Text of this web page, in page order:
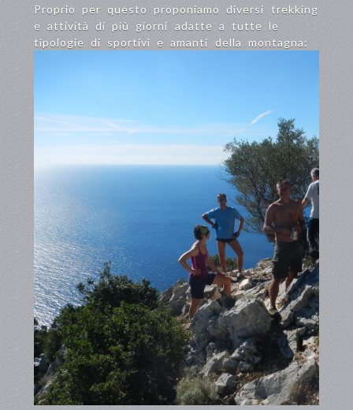
Proprio per questo proponiamo diversi trekking
e attività di più giorni adatte a tutte le
tipologie di sportivi e amanti della montagna: